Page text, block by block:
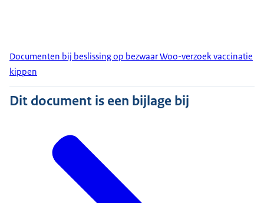
Documenten bij beslissing op bezwaar Woo-verzoek vaccinatie
kippen
Dit document is een bijlage bij